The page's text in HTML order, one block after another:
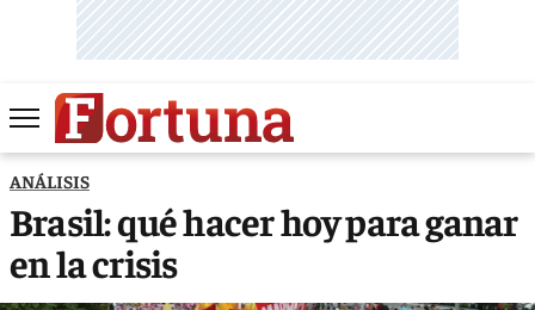
ANÁLISIS
Brasil: qué hacer hoy para ganar
en la crisis